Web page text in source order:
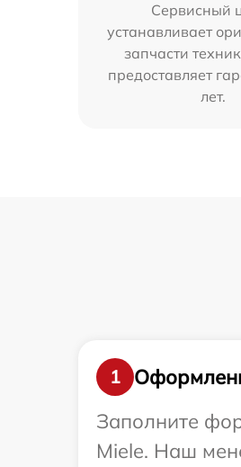
Сервисный
устанавливает
запчасти
предоставляет
лет.
1
Заполните
Miele. Наш